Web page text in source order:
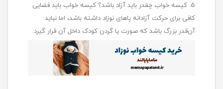
5. کیسه خواب چقدر باید آزاد باشد؟ کیسه خواب باید فضایی
کافی برای حرکت آزادانه پاهای نوزاد داشته باشد، اما نباید
آن‌قدر بزرگ باشد که صورت یا گردن کودک داخل آن قرار گیرد.